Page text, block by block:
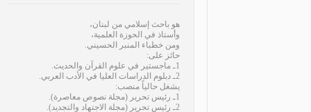
هو باحث إسلامي من لبنان،
وأستاذ في الحوزة العلمية،
ومن خطباء المنبر الحسيني.
حائز على:
يشغل حالياً منصب: